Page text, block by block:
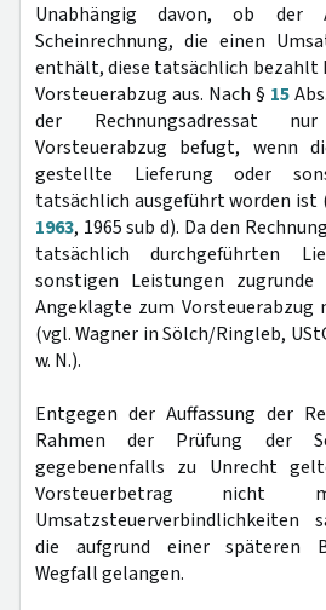
Unabhängig davon, ob der
Scheinrechnung, die einen
enthält, diese tatsächlich bezahlt
Vorsteuerabzug aus. Nach § 15
der Rechnungsadressat
Vorsteuerabzug befugt, wenn
gestellte Lieferung oder
tatsächlich ausgeführt worden ist
1963, 1965 sub d). Da den
tatsächlich durchgeführten
sonstigen Leistungen
Angeklagte zum
(vgl. Wagner in Sölch/Ringleb,
w. N.).
Entgegen der Auffassung der
Rahmen der Prüfung der
gegebenenfalls zu Unrecht
Vorsteuerbetrag nicht
Umsatzsteuerverbindlichkeiten
die aufgrund einer späteren
Wegfall gelangen.